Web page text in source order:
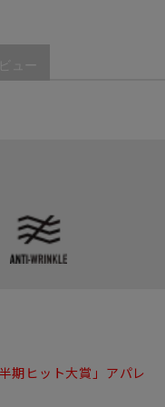
ュー
ヒット大賞」アパレ